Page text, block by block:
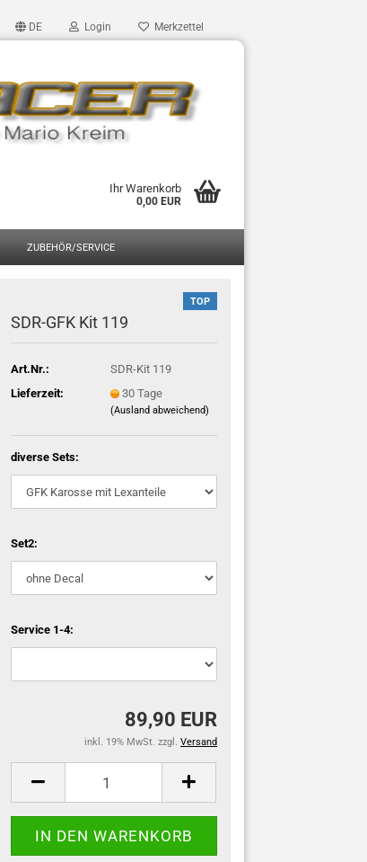
DE Login Merkzettel
Ihr Warenkorb
0,00 EUR
ZUBEHÖR/SERVICE
TOP
SDR-GFK Kit 119
Art.Nr.:
SDR-Kit 119
Lieferzeit:
30 Tage
(Ausland abweichend)
diverse Sets:
Set2:
Service 1-4:
89,90 EUR
inkl. 19% MwSt. zzgl. Versand